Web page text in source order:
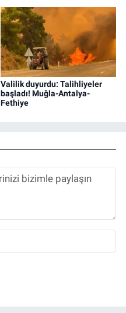
Valilik duyurdu: Talihliyeler
başladı! Muğla-Antalya-
Fethiye